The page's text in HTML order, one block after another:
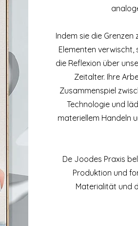
Indem sie die
Elementen
die Reflexion über
Zeitalter. Ihre
Zusammenspiel
Technologie und
materiellem Handeln
De Joodes Praxis
Produktion und
Materialität und